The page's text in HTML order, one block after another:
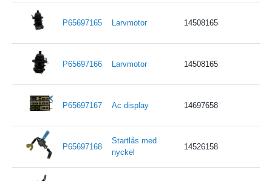
P65697165 Larvmotor 14508165
P65697166 Larvmotor 14508165
P65697167 Ac display 14697658
P65697168
Startlås med
nyckel
14526158